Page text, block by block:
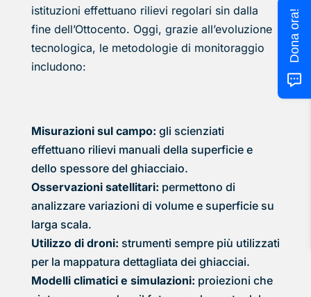
istituzioni effettuano rilievi regolari sin dalla
fine dell’Ottocento. Oggi, grazie all’evoluzione
tecnologica, le metodologie di monitoraggio
includono:
Misurazioni sul campo: gli scienziati
effettuano rilievi manuali della superficie e
dello spessore del ghiacciaio.
Osservazioni satellitari: permettono di
analizzare variazioni di volume e superficie su
larga scala.
Utilizzo di droni: strumenti sempre più utilizzati
per la mappatura dettagliata dei ghiacciai.
Modelli climatici e simulazioni: proiezioni che
Dona ora!